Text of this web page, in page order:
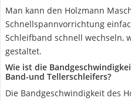
Man kann den Holzmann
Schnellspannvorrichtung
Schleifband schnell wechseln,
gestaltet.
Wie ist die
Band-und Tellerschleifers?
Die Bandgeschwindigkeit des